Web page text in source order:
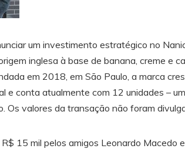
um investimento estratégico no
inglesa à base de banana, creme e
em 2018, em São Paulo, a marca
e conta atualmente com 12 unidades –
Os valores da transação não foram
15 mil pelos amigos Leonardo Macedo